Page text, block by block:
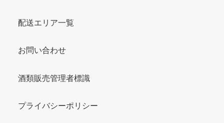
配送エリア一覧
お問い合わせ
酒類販売管理者標識
プライバシーポリシー